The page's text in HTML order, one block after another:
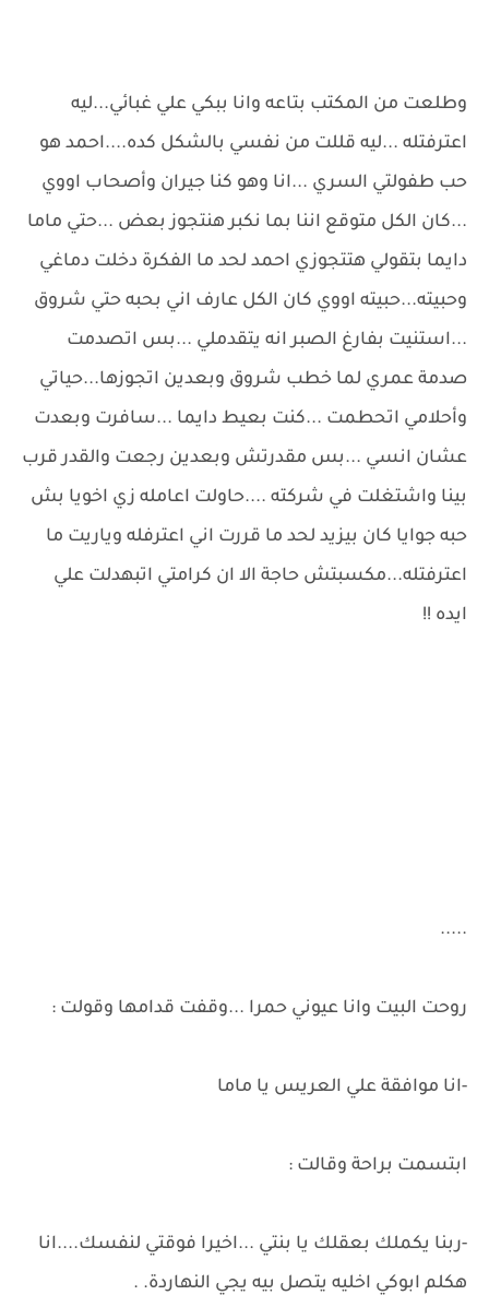
وطلعت من المكتب بتاعه وانا ببكي علي غبائي...ليه
اعترفتله ...ليه قللت من نفسي بالشكل كده....احمد هو
حب طفولتي السري ...انا وهو كنا جيران وأصحاب اووي
...كان الكل متوقع اننا بما نكبر هنتجوز بعض ...حتي ماما
دايما بتقولي هتتجوزي احمد لحد ما الفكرة دخلت دماغي
وحبيته...حبيته اووي كان الكل عارف اني بحبه حتي شروق
...استنيت بفارغ الصبر انه يتقدملي ...بس اتصدمت
صدمة عمري لما خطب شروق وبعدين اتجوزها...حياتي
وأحلامي اتحطمت ...كنت بعيط دايما ...سافرت وبعدت
عشان انسي ...بس مقدرتش وبعدين رجعت والقدر قرب
بينا واشتغلت في شركته ....حاولت اعامله زي اخويا بش
حبه جوايا كان بيزيد لحد ما قررت اني اعترفله وياريت ما
اعترفتله...مكسبتش حاجة الا ان كرامتي اتبهدلت علي
ايده !!
.....
روحت البيت وانا عيوني حمرا ...وقفت قدامها وقولت :
-انا موافقة علي العريس يا ماما
ابتسمت براحة وقالت :
-ربنا يكملك بعقلك يا بنتي ...اخيرا فوقتي لنفسك....انا
هكلم ابوكي اخليه يتصل بيه يجي النهاردة. .